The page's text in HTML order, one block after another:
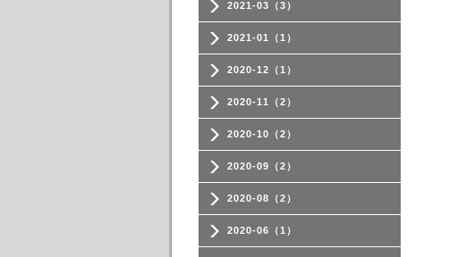
2021-03（3）
2021-01（1）
2020-12（1）
2020-11（2）
2020-10（2）
2020-09（2）
2020-08（2）
2020-06（1）